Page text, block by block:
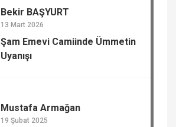
Bekir BAŞYURT
13 Mart 2026
Şam Emevi Camiinde Ümmetin
Uyanışı
Mustafa Armağan
19 Şubat 2025